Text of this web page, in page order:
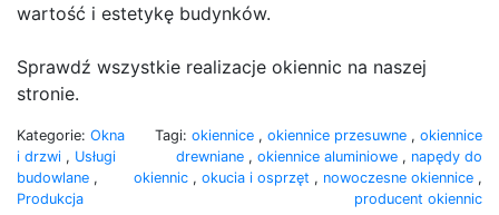
wartość i estetykę budynków.
Sprawdź wszystkie realizacje okiennic na naszej
stronie.
Kategorie: Okna
i drzwi , Usługi
budowlane ,
Produkcja
Tagi: okiennice , okiennice przesuwne , okiennice
drewniane , okiennice aluminiowe , napędy do
okiennic , okucia i osprzęt , nowoczesne okiennice ,
producent okiennic